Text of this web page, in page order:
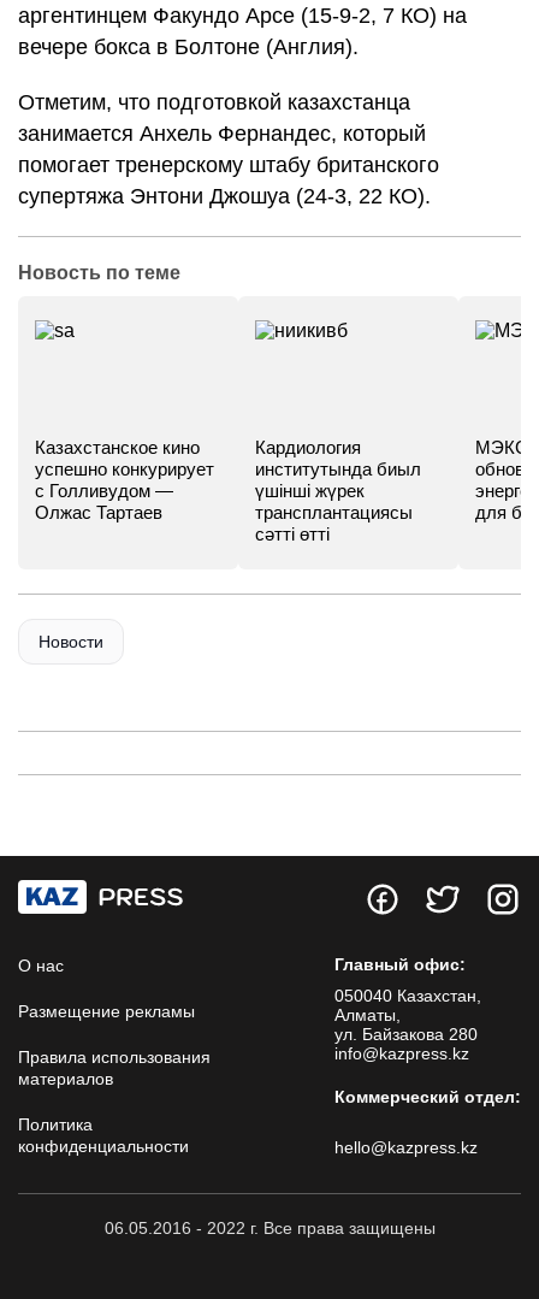
аргентинцем Факундо Арсе (15-9-2, 7 КО) на
вечере бокса в Болтоне (Англия).
Отметим, что подготовкой казахстанца
занимается Анхель Фернандес, который
помогает тренерскому штабу британского
супертяжа Энтони Джошуа (24-3, 22 КО).
Новость по теме
Казахстанское кино
успешно конкурирует
с Голливудом —
Олжас Тартаев
Кардиология
институтында биыл
үшінші жүрек
трансплантациясы
сәтті өтті
МЭКС -
для
Новости
О нас
Размещение рекламы
Правила использования
материалов
Политика
конфиденциальности
Главный офис:
050040 Казахстан,
Алматы,
ул. Байзакова 280
info@kazpress.kz
Коммерческий отдел:
hello@kazpress.kz
06.05.2016 - 2022 г. Все права защищены